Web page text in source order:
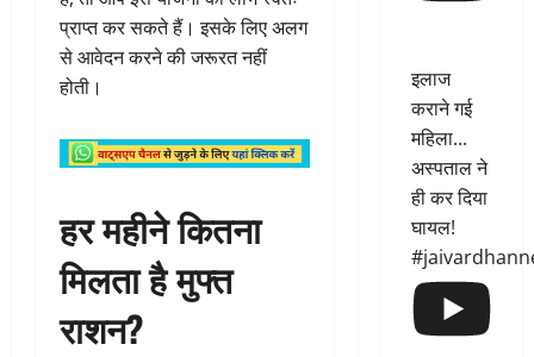
प्राप्त कर सकते हैं। इसके लिए अलग
से आवेदन करने की जरूरत नहीं
होती।
हर महीने कितना
मिलता है मुफ्त
राशन?
इलाज
कराने गई
महिला...
अस्पताल ने
ही कर दिया
घायल!